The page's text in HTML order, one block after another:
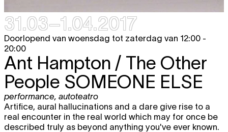
31.03–1.04.2017
Doorlopend van woensdag tot zaterdag van 12:00 -
20:00
Ant Hampton / The Other
People SOMEONE ELSE
performance, autoteatro
Artifice, aural hallucinations and a dare give rise to a
real encounter in the real world which may for once be
described truly as beyond anything you've ever known.